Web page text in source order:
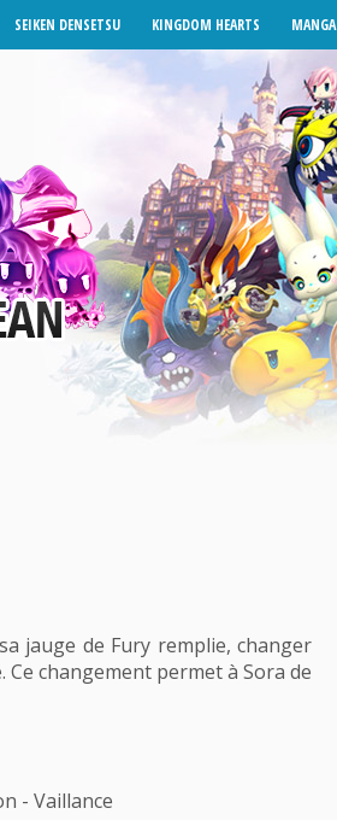
SEIKEN DENSETSU KINGDOM HEARTS MANGA
jauge de Fury remplie, changer
changement permet à Sora de